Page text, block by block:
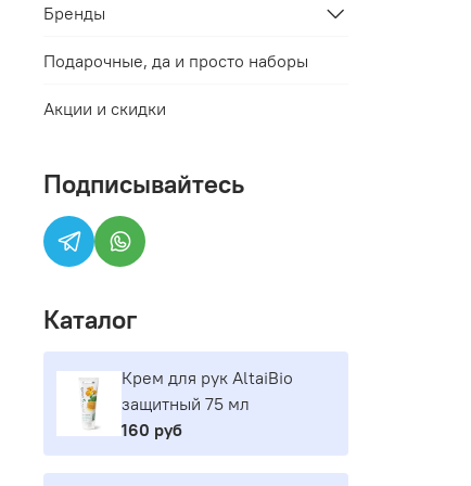
Бренды
Подарочные, да и просто наборы
Акции и скидки
Подписывайтесь
Каталог
Крем для рук AltaiBio
защитный 75 мл
160 руб